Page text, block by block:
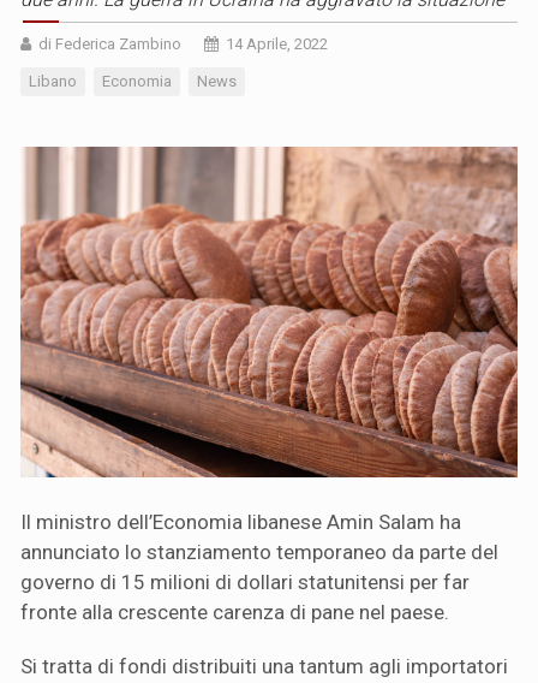
di Federica Zambino 14 Aprile, 2022
Libano Economia News
Il ministro dell’Economia libanese Amin Salam ha
annunciato lo stanziamento temporaneo da parte del
governo di 15 milioni di dollari statunitensi per far
fronte alla crescente carenza di pane nel paese.
Si tratta di fondi distribuiti una tantum agli importatori